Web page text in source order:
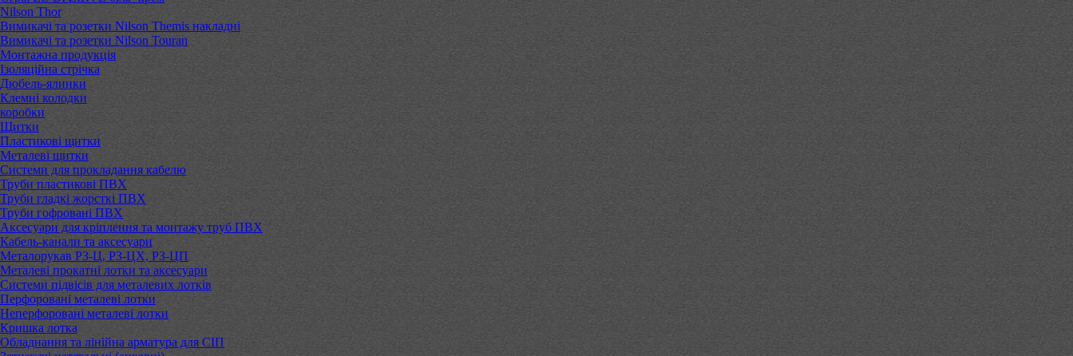
Nilson Thor
Вимикачі та розетки Nilson Themis накладні
Вимикачі та розетки Nilson Touran
Монтажна продукція
Ізоляційна стрічка
Дюбель-ялинки
Клемні колодки
коробки
Щитки
Пластикові щитки
Металеві щитки
Системи для прокладання кабелю
Труби пластикові ПВХ
Труби гладкі жорсткі ПВХ
Труби гофровані ПВХ
Аксесуари для кріплення та монтажу труб ПВХ
Кабель-канали та аксесуари
Металорукав РЗ-Ц, РЗ-ЦХ, РЗ-ЦП
Металеві прокатні лотки та аксесуари
Системи підвісів для металевих лотків
Перфоровані металеві лотки
Неперфоровані металеві лотки
Кришка лотка
Обладнання та лінійна арматура для СІП